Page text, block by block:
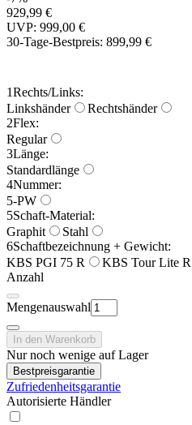
929,99 €
UVP: 999,00 €
30-Tage-Bestpreis: 899,99 €
1Rechts/Links:
Linkshänder
Rechtshänder
2Flex:
Regular
3Länge:
Standardlänge
4Nummer:
5-PW
5Schaft-Material:
Graphit
Stahl
6Schaftbezeichnung + Gewicht:
KBS PGI 75 R
KBS Tour Lite R
Anzahl
Mengenauswahl
In den Warenkorb
Nur noch wenige auf Lager
Bestpreisgarantie
Zufriedenheitsgarantie
Autorisierte Händler